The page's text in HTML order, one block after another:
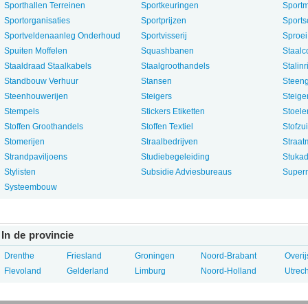
Sporthallen Terreinen
Sportorganisaties
Sportveldenaanleg Onderhoud
Spuiten Moffelen
Staaldraad Staalkabels
Standbouw Verhuur
Steenhouwerijen
Stempels
Stoffen Groothandels
Stomerijen
Strandpaviljoens
Stylisten
Systeembouw
Sportkeuringen
Sportprijzen
Sportvisserij
Squashbanen
Staalgroothandels
Stansen
Steigers
Stickers Etiketten
Stoffen Textiel
Straalbedrijven
Studiebegeleiding
Subsidie Adviesbureaus
In de provincie
Drenthe
Flevoland
Friesland
Gelderland
Groningen
Limburg
Noord-Brabant
Noord-Holland